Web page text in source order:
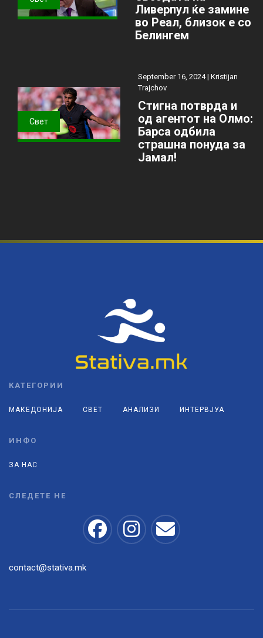
Ливерпул ќе замине
во Реал, близок е со
Белингем
Свет
September 16, 2024 | Kristijan
Trajchov
Стигна потврда и
од агентот на Олмо:
Барса одбила
страшна понуда за
Јамал!
КАТЕГОРИИ
МАКЕДОНИЈА СВЕТ АНАЛИЗИ ИНТЕРВЈУА
ИНФО
ЗА НАС
СЛЕДЕТЕ НЕ
contact@stativa.mk